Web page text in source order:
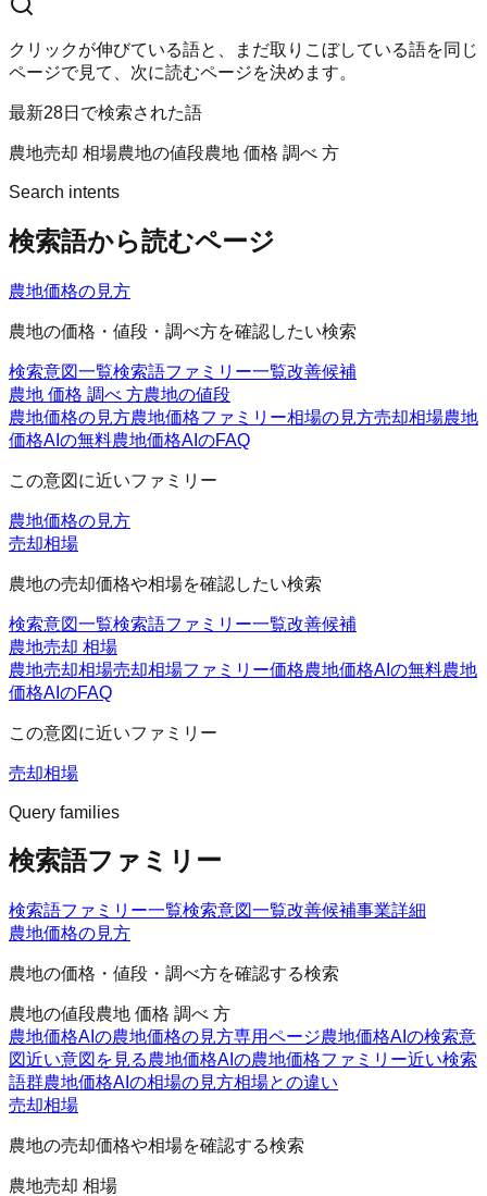
クリックが伸びている語と、まだ取りこぼしている語を同じ
ページで見て、次に読むページを決めます。
最新28日で検索された語
農地売却 相場農地の値段農地 価格 調べ 方
Search intents
検索語から読むページ
農地価格の見方
農地の価格・値段・調べ方を確認したい検索
検索意図一覧検索語ファミリー一覧改善候補
農地 価格 調べ 方農地の値段
農地価格の見方農地価格ファミリー相場の見方売却相場農地
価格AIの無料農地価格AIのFAQ
この意図に近いファミリー
農地価格の見方
売却相場
農地の売却価格や相場を確認したい検索
検索意図一覧検索語ファミリー一覧改善候補
農地売却 相場
農地売却相場売却相場ファミリー価格農地価格AIの無料農地
価格AIのFAQ
この意図に近いファミリー
売却相場
Query families
検索語ファミリー
検索語ファミリー一覧検索意図一覧改善候補事業詳細
農地価格の見方
農地の価格・値段・調べ方を確認する検索
農地の値段農地 価格 調べ 方
農地価格AIの農地価格の見方専用ページ農地価格AIの検索意
図近い意図を見る農地価格AIの農地価格ファミリー近い検索
語群農地価格AIの相場の見方相場との違い
売却相場
農地の売却価格や相場を確認する検索
農地売却 相場